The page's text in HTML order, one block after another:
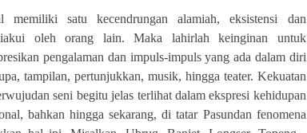
memiliki satu kecendrungan alamiah, eksistensi dan
oleh orang lain. Maka lahirlah keinginan untuk
pengalaman dan impuls-impuls yang ada dalam diri
tampilan, pertunjukkan, musik, hingga teater. Kekuatan
seni begitu jelas terlihat dalam ekspresi kehidupan
bahkan hingga sekarang, di tatar Pasundan fenomena